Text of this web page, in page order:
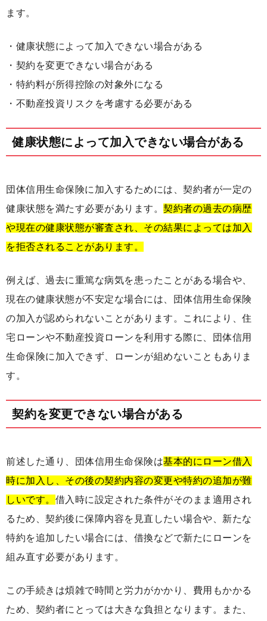
ます。
・健康状態によって加入できない場合がある
・契約を変更できない場合がある
・特約料が所得控除の対象外になる
・不動産投資リスクを考慮する必要がある
健康状態によって加入できない場合がある
団体信用生命保険に加入するためには、契約者が一定の
健康状態を満たす必要があります。 契約者の過去の病歴
や現在の健康状態が審査され、その結果によっては加入
を拒否されることがあります。
例えば、過去に重篤な病気を患ったことがある場合や、
現在の健康状態が不安定な場合には、団体信用生命保険
の加入が認められないことがあります。これにより、住
宅ローンや不動産投資ローンを利用する際に、団体信用
生命保険に加入できず、ローンが組めないこともありま
す。
契約を変更できない場合がある
前述した通り、団体信用生命保険は基本的にローン借入
時に加入し、その後の契約内容の変更や特約の追加が難
しいです。 借入時に設定された条件がそのまま適用され
るため、契約後に保障内容を見直したい場合や、新たな
特約を追加したい場合には、借換などで新たにローンを
組み直す必要があります。
この手続きは煩雑で時間と労力がかかり、費用もかかる
ため、契約者にとっては大きな負担となります。また、